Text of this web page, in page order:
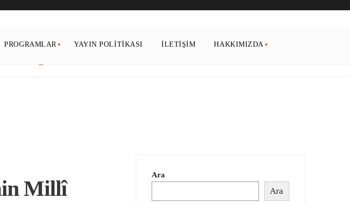
PROGRAMLAR YAYIN POLITIKASI İLETIŞIM HAKKIMIZDA
Millî
Ara
Ara